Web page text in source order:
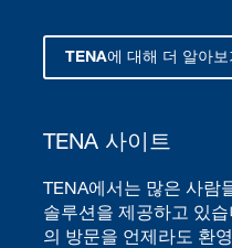
TENA에 대해 더 알아보
TENA 사이트
TENA에서는 많은 사람
솔루션을 제공하고 있
의 방문을 언제라도 환